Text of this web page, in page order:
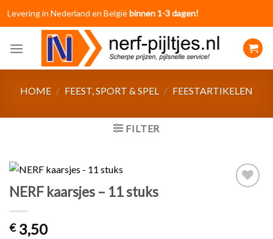
Levering in Nederland en Belgiëbinnen 1-3 dagen!
HOME / FEEST, SPORT & SPEL / FEESTARTIKELEN
FILTER
NERF kaarsjes – 11 stuks
€3,50